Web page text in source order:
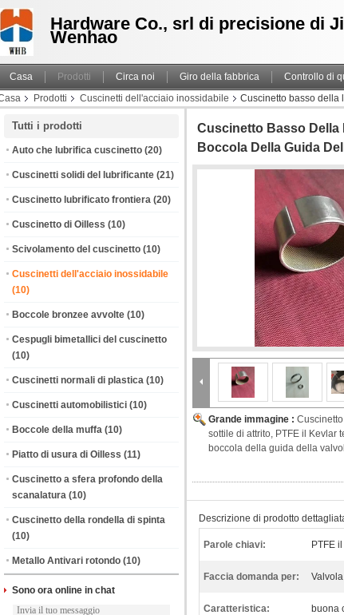
Hardware Co., srl di precisione di
Wenhao
Casa Prodotti Circa noi Giro della fabbrica Controllo di
Prodotti Cuscinetti dell'acciaio inossidabile
Cuscinetto basso della
Tutti i prodotti
Auto che lubrifica cuscinetto (20)
Cuscinetti solidi del lubrificante (21)
Cuscinetto lubrificato frontiera (20)
Cuscinetto di Oilless (10)
Scivolamento del cuscinetto (10)
Cuscinetti dell'acciaio inossidabile
(10)
Boccole bronzee avvolte (10)
Cespugli bimetallici del cuscinetto
(10)
Cuscinetti normali di plastica (10)
Cuscinetti automobilistici (10)
Boccole della muffa (10)
Piatto di usura di Oilless (11)
Cuscinetto a sfera profondo della
scanalatura (10)
Cuscinetto della rondella di spinta
(10)
Metallo Antivari rotondo (10)
Sono ora online in chat
Cuscinetto Basso Della
Boccola Della Guida
Grande immagine :
sottile di attrito, PTFE il Kevlar
boccola della guida della
Descrizione di prodotto
Parole chiavi: PTFE
Faccia domanda per: Valvola
Caratteristica: buona